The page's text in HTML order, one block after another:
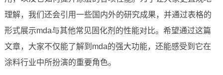
理解，我们还会引用一些国内外的研究成果，并通过表格的
形式展示mda与其他常见固化剂的性能对比。希望通过这篇
文章，大家不仅能了解到mda的强大功能，还能感受到它在
涂料行业中所扮演的重要角色。